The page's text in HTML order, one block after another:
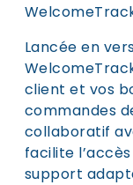
Lancée en
client et vos
commandes
collaboratif
facilite
support